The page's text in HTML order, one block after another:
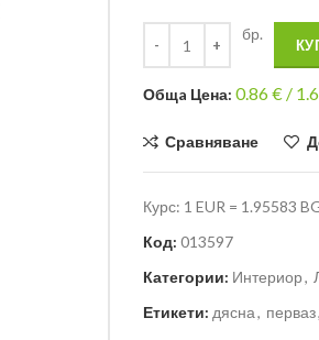
бр.
Общa Цена: 0.86€ /
Сравняване
Курс: 1 EUR = 1.95583
Код: 013597
Категории: Интериор,
Етикети: дясна, перваз,